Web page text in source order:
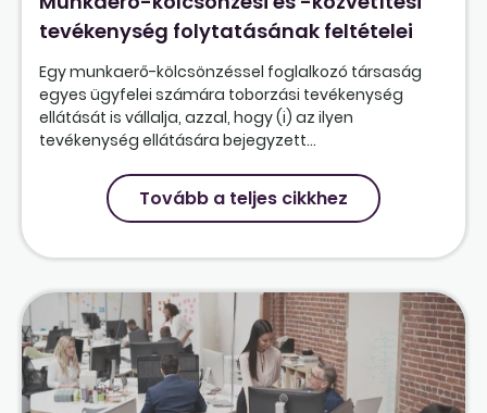
tevékenység folytatásának feltételei
Egy munkaerő-kölcsönzéssel foglalkozó társaság
egyes ügyfelei számára toborzási tevékenység
ellátását is vállalja, azzal, hogy (i) az ilyen
tevékenység ellátására bejegyzett...
Tovább a teljes cikkhez